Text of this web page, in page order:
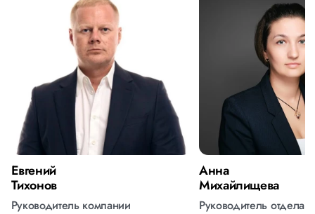
Евгений
Тихонов
Руководитель компании
Анна
Михайлищева
Руководитель отдела